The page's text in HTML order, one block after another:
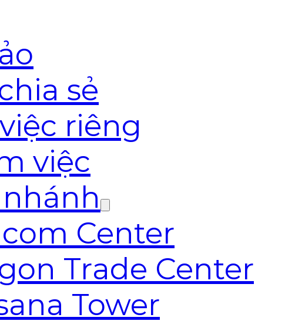
sẻ
riêng
việc
Center
Trade Center
Tower